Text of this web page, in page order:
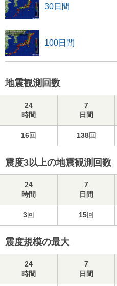
30日間
100日間
地震観測回数
24
時間
7
日間
16回 138回
震度3以上の地震観測回数
24
時間
7
日間
3回 15回
震度規模の最大
24
時間
7
日間